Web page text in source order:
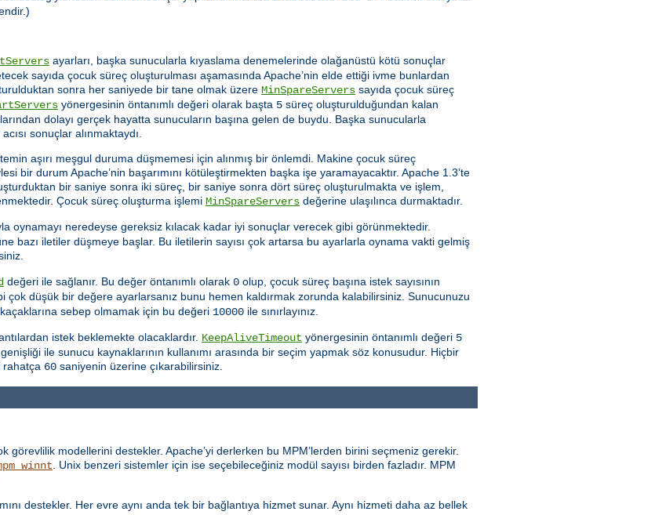
ayarları, başka sunucularla kıyaslama denemelerinde olağanüstü kötü sonuçlar
sayıda çocuk süreç oluşturulması aşamasında Apache’nin elde ettiği ivme bunlardan
sonra her saniyede bir tane olmak üzere MinSpareServers sayıda çocuk süreç
yönergesinin öntanımlı değeri olarak başta 5 süreç oluşturulduğundan kalan
dolayı gerçek hayatta sunucuların başına gelen de buydu. Başka sunucularla
sonuçlar alınmaktaydı.
aşırı meşgul duruma düşmemesi için alınmış bir önlemdi. Makine çocuk süreç
bir durum Apache’nin başarımını kötüleştirmekten başka işe yaramayacaktır. Apache 1.3’te
bir saniye sonra iki süreç, bir saniye sonra dört süreç oluşturulmakta ve işlem,
Çocuk süreç oluşturma işlemi MinSpareServers değerine ulaşılınca durmaktadır.
oynamayı neredeyse gereksiz kılacak kadar iyi sonuçlar verecek gibi görünmektedir.
bazı iletiler düşmeye başlar. Bu iletilerin sayısı çok artarsa bu ayarlarla oynama vakti gelmiş
değeri ile sağlanır. Bu değer öntanımlı olarak 0 olup, çocuk süreç başına istek sayısının
çok düşük bir değere ayarlarsanız bunu hemen kaldırmak zorunda kalabilirsiniz. Sunucunuzu
sebep olmamak için bu değeri 10000 ile sınırlayınız.
istek beklemekte olacaklardır. KeepAliveTimeout yönergesinin öntanımlı değeri 5
ile sunucu kaynaklarının kullanımı arasında bir seçim yapmak söz konusudur. Hiçbir
rahatça 60 saniyenin üzerine çıkarabilirsiniz.
görevlilik modellerini destekler. Apache’yi derlerken bu MPM’lerden birini seçmeniz gerekir.
. Unix benzeri sistemler için ise seçebileceğiniz modül sayısı birden fazladır. MPM
destekler. Her evre aynı anda tek bir bağlantıya hizmet sunar. Aynı hizmeti daha az bellek